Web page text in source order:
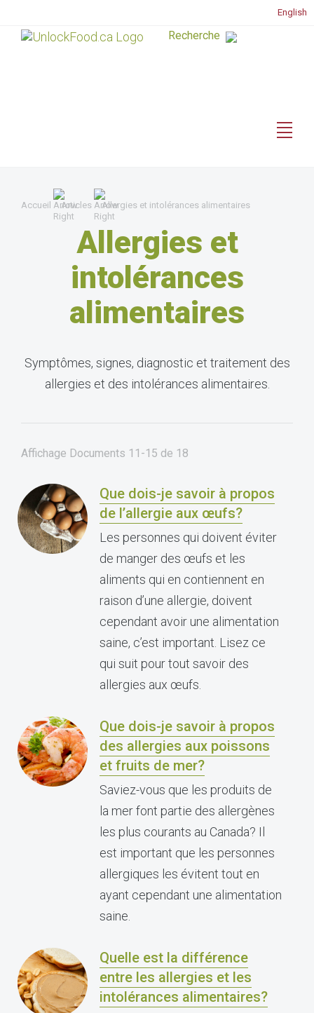
English
Accueil Articles Allergies et intolérances alimentaires
Allergies et
intolérances
alimentaires
Symptômes, signes, diagnostic et traitement des
allergies et des intolérances alimentaires.
Affichage Documents 11-15 de 18
Que dois-je savoir à propos
de l’allergie aux œufs?
Les personnes qui doivent éviter
de manger des œufs et les
aliments qui en contiennent en
raison d’une allergie, doivent
cependant avoir une alimentation
saine, c’est important. Lisez ce
qui suit pour tout savoir des
allergies aux œufs.
Que dois-je savoir à propos
des allergies aux poissons
et fruits de mer?
Saviez-vous que les produits de
la mer font partie des allergènes
les plus courants au Canada? Il
est important que les personnes
allergiques les évitent tout en
ayant cependant une alimentation
saine.
Quelle est la différence
entre les allergies et les
intolérances alimentaires?